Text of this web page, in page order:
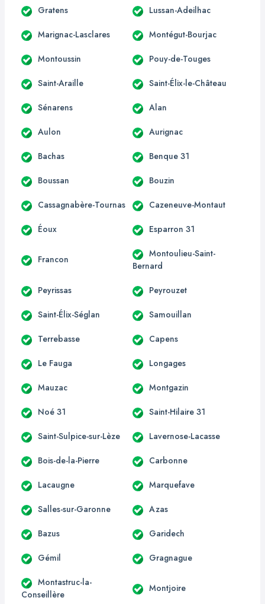
Gratens Lussan-Adeilhac
Marignac-Lasclares Montégut-Bourjac
Montoussin Pouy-de-Touges
Saint-Araille Saint-Élix-le-Château
Sénarens Alan
Aulon Aurignac
Bachas Benque 31
Boussan Bouzin
Cassagnabère-Tournas Cazeneuve-Montaut
Éoux Esparron 31
Francon
Montoulieu-Saint-
Bernard
Peyrissas Peyrouzet
Saint-Élix-Séglan Samouillan
Terrebasse Capens
Le Fauga Longages
Mauzac Montgazin
Noé 31 Saint-Hilaire 31
Saint-Sulpice-sur-Lèze Lavernose-Lacasse
Bois-de-la-Pierre Carbonne
Lacaugne Marquefave
Salles-sur-Garonne Azas
Bazus Garidech
Gémil Gragnague
Montastruc-la-
Conseillère
Montjoire